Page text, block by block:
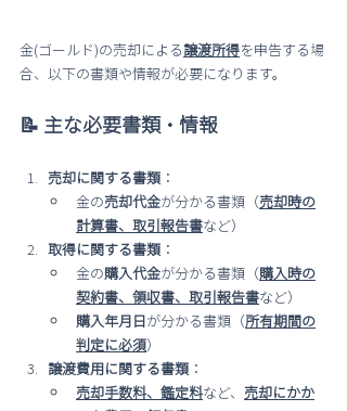
金(ゴールド)の売却による譲渡所得を申告する場
合、以下の書類や情報が必要になります。
📝 主な必要書類・情報
売却に関する書類 ：
金の売却代金が分かる書類（売却時の
計算書、取引報告書など）
取得に関する書類 ：
金の購入代金が分かる書類（購入時の
契約書、領収書、取引報告書など）
購入年月日が分かる書類（所有期間の
判定に必須）
譲渡費用に関する書類 ：
売却手数料、鑑定料など、 売却にかか